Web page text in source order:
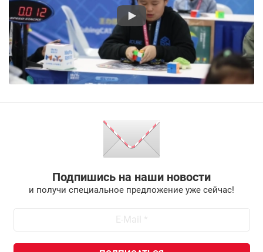
Подпишись на наши новости
и получи специальное предложение уже сейчас!